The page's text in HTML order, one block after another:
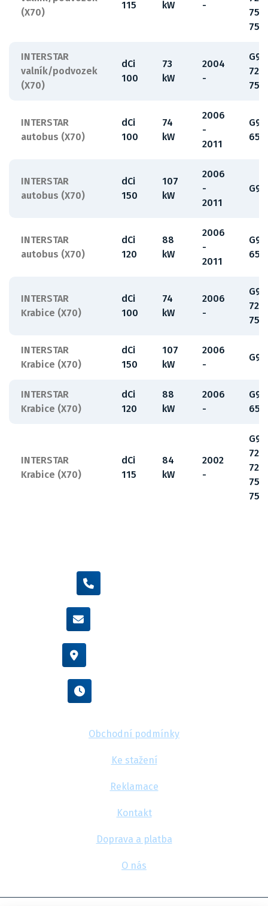
(X70)
115
kW
-
754
INTERSTAR
valník/podvozek
(X70)
dCi
100
73
kW
2004
-
G9U
754
INTERSTAR
autobus (X70)
dCi
100
74
kW
2006
-
2011
G9U
650
INTERSTAR
autobus (X70)
dCi
150
107
kW
2006
-
2011
INTERSTAR
autobus (X70)
dCi
120
88
kW
2006
-
2011
G9U
650
INTERSTAR
Krabice (X70)
dCi
100
74
kW
2006
-
G9U
754
INTERSTAR
Krabice (X70)
dCi
150
107
kW
2006
-
INTERSTAR
Krabice (X70)
dCi
120
88
kW
2006
-
G9U
650
INTERSTAR
Krabice (X70)
dCi
115
84
kW
2002
-
G9U
754
Obchodní podmínky
Ke stažení
Reklamace
Kontakt
Doprava a platba
O nás